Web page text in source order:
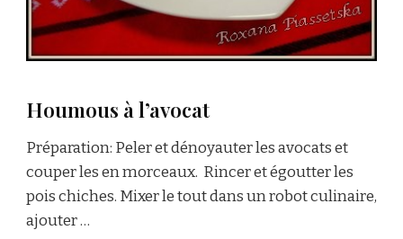
Houmous à l’avocat
Préparation: Peler et dénoyauter les avocats et
couper les en morceaux. Rincer et égoutter les
pois chiches. Mixer le tout dans un robot culinaire,
ajouter …